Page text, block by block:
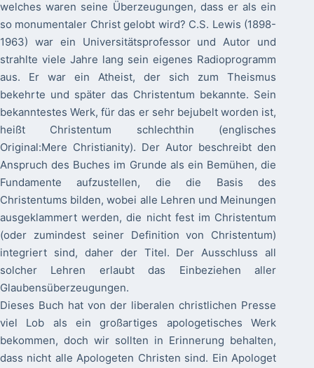
welches waren seine Überzeugungen, dass er als ein
so monumentaler Christ gelobt wird? C.S. Lewis (1898-
1963) war ein Universitätsprofessor und Autor und
strahlte viele Jahre lang sein eigenes Radioprogramm
aus. Er war ein Atheist, der sich zum Theismus
bekehrte und später das Christentum bekannte. Sein
bekanntestes Werk, für das er sehr bejubelt worden ist,
heißt Christentum schlechthin (englisches
Original:Mere Christianity). Der Autor beschreibt den
Anspruch des Buches im Grunde als ein Bemühen, die
Fundamente aufzustellen, die die Basis des
Christentums bilden, wobei alle Lehren und Meinungen
ausgeklammert werden, die nicht fest im Christentum
(oder zumindest seiner Definition von Christentum)
integriert sind, daher der Titel. Der Ausschluss all
solcher Lehren erlaubt das Einbeziehen aller
Glaubensüberzeugungen.
Dieses Buch hat von der liberalen christlichen Presse
viel Lob als ein großartiges apologetisches Werk
bekommen, doch wir sollten in Erinnerung behalten,
dass nicht alle Apologeten Christen sind. Ein Apologet